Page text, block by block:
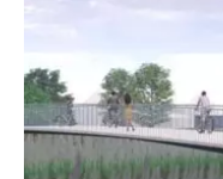
m
g
e
e
c
t